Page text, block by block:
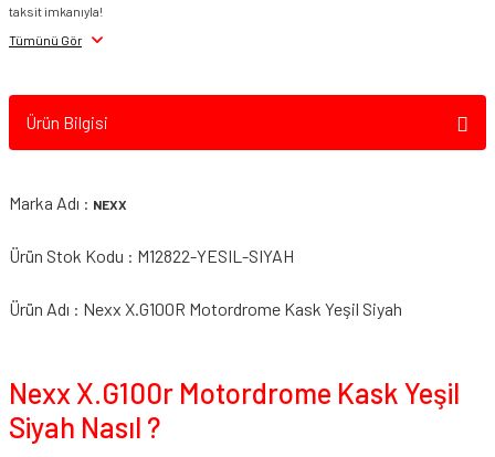
taksit imkanıyla!
Tümünü Gör
Ürün Bilgisi
Marka Adı : NEXX
Ürün Stok Kodu : M12822-YESIL-SIYAH
Ürün Adı : Nexx X.G100R Motordrome Kask Yeşil Siyah
Nexx X.G100r Motordrome Kask Yeşil
Siyah Nasıl ?